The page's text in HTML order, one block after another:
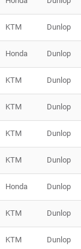
KTM Dunlop
Honda Dunlop
KTM Dunlop
KTM Dunlop
KTM Dunlop
KTM Dunlop
Honda Dunlop
KTM Dunlop
KTM Dunlop